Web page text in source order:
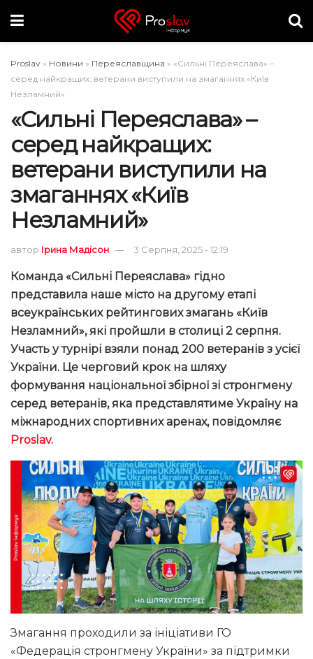
Proslav » Новини » Переяславщина » «Сильні Переяслава» –
серед найкращих: ветерани виступили на змаганнях «Київ
Незламний»
«Сильні Переяслава» –
серед найкращих:
ветерани виступили на
змаганнях «Київ
Незламний»
автор Ірина Мадісон 3 Серпня, 2025 - 12:19
Команда «Сильні Переяслава» гідно
представила наше місто на другому етапі
всеукраїнських рейтингових змагань «Київ
Незламний», які пройшли в столиці 2 серпня.
Участь у турнірі взяли понад 200 ветеранів з усієї
України. Це черговий крок на шляху
формування національної збірної зі стронгмену
серед ветеранів, яка представлятиме Україну на
міжнародних спортивних аренах, повідомляє
Proslav.
Змагання проходили за ініціативи ГО
«Федерація стронгмену України» за підтримки